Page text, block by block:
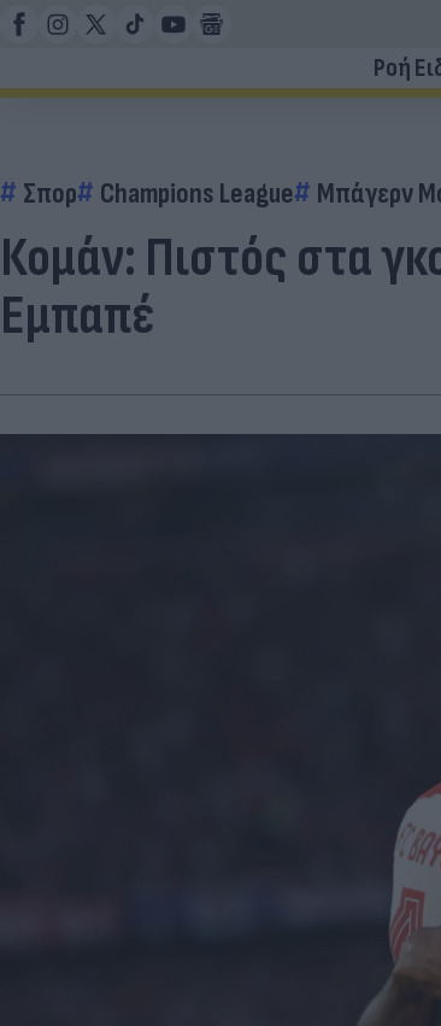
Ροή
Σπορ Champions League Μπάγερν
Κομάν: Πιστός στα
Εμπαπέ